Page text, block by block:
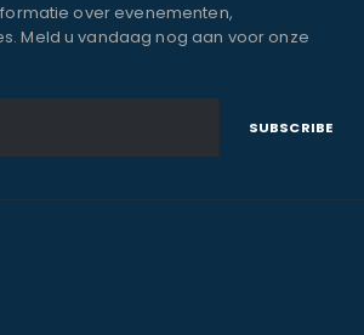
over evenementen,
Meld u vandaag nog aan voor onze